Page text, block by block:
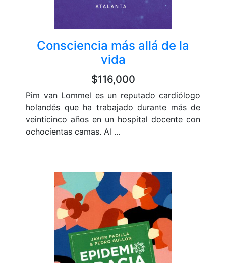
Consciencia más allá de la
vida
$116,000
Pim van Lommel es un reputado cardiólogo
holandés que ha trabajado durante más de
veinticinco años en un hospital docente con
ochocientas camas. Al ...